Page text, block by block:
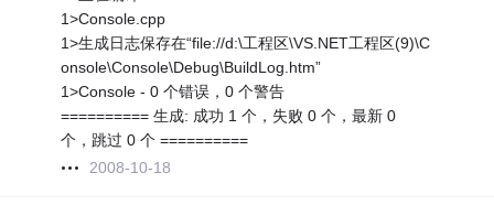
1>Console.cpp
1>生成日志保存在“file://d:\工程区\VS.NET工程区(9)\C
onsole\Console\Debug\BuildLog.htm”
1>Console - 0 个错误，0 个警告
========== 生成: 成功 1 个，失败 0 个，最新 0
个，跳过 0 个 ==========
2008-10-18